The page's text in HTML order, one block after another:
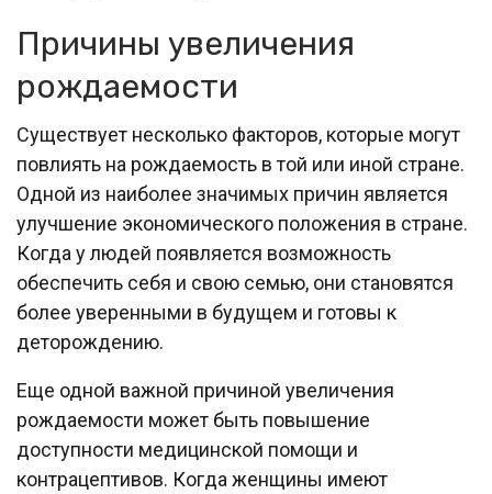
Причины увеличения
рождаемости
Существует несколько факторов, которые могут
повлиять на рождаемость в той или иной стране.
Одной из наиболее значимых причин является
улучшение экономического положения в стране.
Когда у людей появляется возможность
обеспечить себя и свою семью, они становятся
более уверенными в будущем и готовы к
деторождению.
Еще одной важной причиной увеличения
рождаемости может быть повышение
доступности медицинской помощи и
контрацептивов. Когда женщины имеют